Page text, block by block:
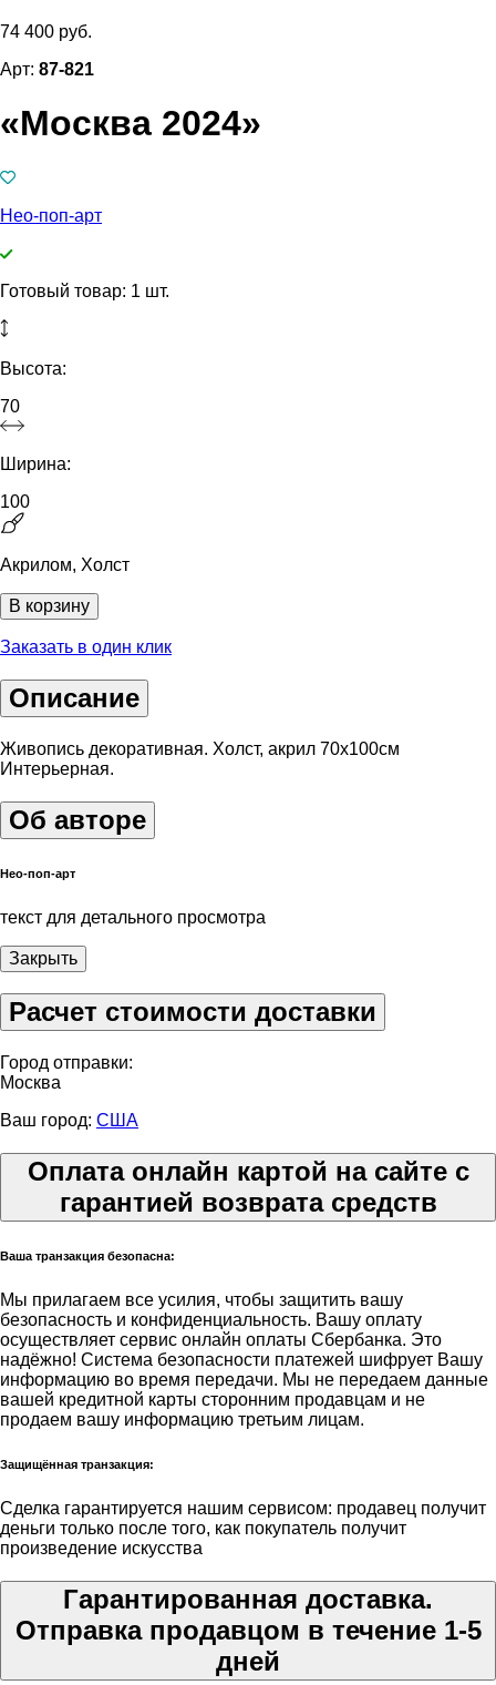
74 400 руб.
Арт: 87-821
«Москва 2024»
Нео-поп-арт
Готовый товар: 1 шт.
Высота:
70
Ширина:
100
Акрилом, Холст
В корзину
Заказать в один клик
Описание
Живопись декоративная. Холст, акрил 70х100см
Интерьерная.
Об авторе
Нео-поп-арт
текст для детального просмотра
Закрыть
Расчет стоимости доставки
Город отправки:
Москва
Ваш город: США
Оплата онлайн картой на сайте с
гарантией возврата средств
Ваша транзакция безопасна:
Мы прилагаем все усилия, чтобы защитить вашу
безопасность и конфиденциальность. Вашу оплату
осуществляет сервис онлайн оплаты Сбербанка. Это
надёжно! Система безопасности платежей шифрует Вашу
информацию во время передачи. Мы не передаем данные
вашей кредитной карты сторонним продавцам и не
продаем вашу информацию третьим лицам.
Защищённая транзакция:
Сделка гарантируется нашим сервисом: продавец получит
деньги только после того, как покупатель получит
произведение искусства
Гарантированная доставка.
Отправка продавцом в течение 1-5
дней